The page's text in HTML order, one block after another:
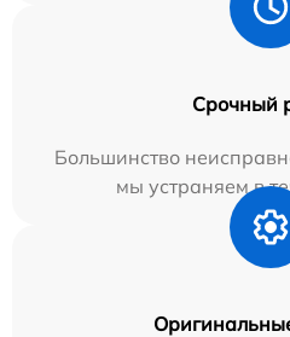
Срочный
Большинство
мы устраняем в